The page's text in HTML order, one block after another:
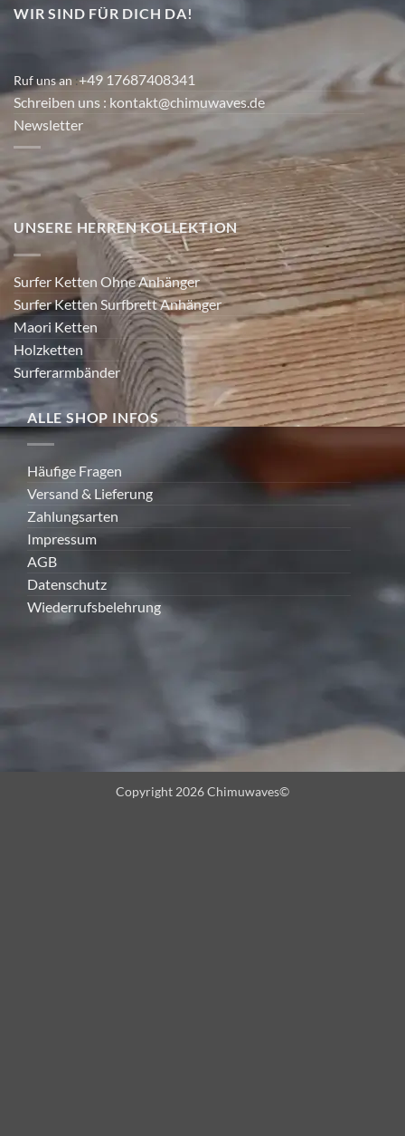
WIR SIND FÜR DICH DA!
Ruf uns an:+49 17687408341
Schreiben uns : kontakt@chimuwaves.de
Newsletter
UNSERE HERREN KOLLEKTION
Surfer Ketten Ohne Anhänger
Surfer Ketten Surfbrett Anhänger
Maori Ketten
Holzketten
Surferarmbänder
ALLE SHOP INFOS
Häufige Fragen
Versand & Lieferung
Zahlungsarten
Impressum
AGB
Datenschutz
Wiederrufsbelehrung
Copyright 2026 Chimuwaves©